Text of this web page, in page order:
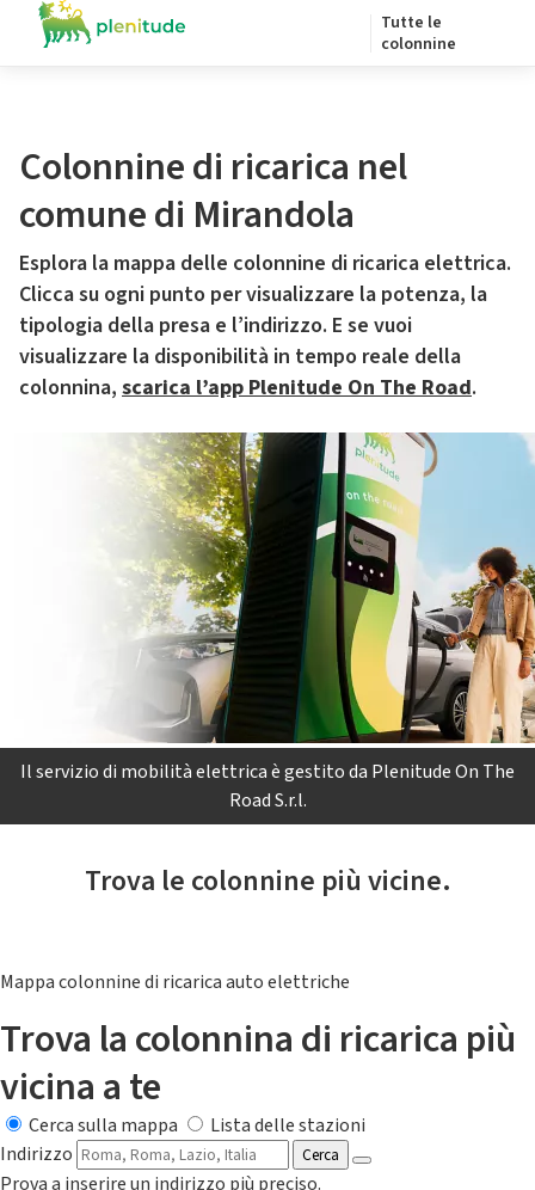
Tutte le
colonnine
Colonnine di ricarica nel
comune di Mirandola
Esplora la mappa delle colonnine di ricarica elettrica.
Clicca su ogni punto per visualizzare la potenza, la
tipologia della presa e l’indirizzo. E se vuoi
visualizzare la disponibilità in tempo reale della
colonnina, scarica l’app Plenitude On The Road.
Il servizio di mobilità elettrica è gestito da Plenitude On The
Road S.r.l.
Trova le colonnine più vicine.
Mappa colonnine di ricarica auto elettriche
Trova la colonnina di ricarica più
vicina a te
Cerca sulla mappa
Lista delle stazioni
Indirizzo
Cerca
Prova a inserire un indirizzo più preciso.